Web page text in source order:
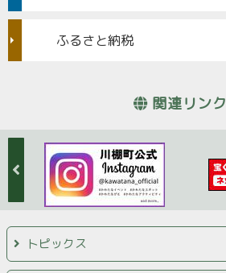
ふるさと納税
関連リンク
トピックス